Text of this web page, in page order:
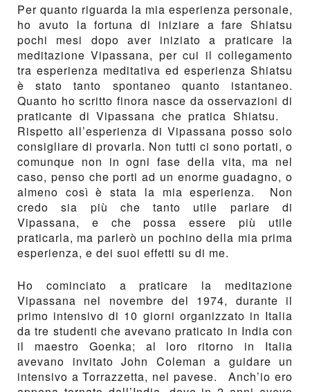
Per quanto riguarda la mia esperienza personale,
ho avuto la fortuna di iniziare a fare Shiatsu
pochi mesi dopo aver iniziato a praticare la
meditazione Vipassana, per cui il collegamento
tra esperienza meditativa ed esperienza Shiatsu
è stato tanto spontaneo quanto istantaneo.
Quanto ho scritto finora nasce da osservazioni di
praticante di Vipassana che pratica Shiatsu.
Rispetto all’esperienza di Vipassana posso solo
consigliare di provarla. Non tutti ci sono portati, o
comunque non in ogni fase della vita, ma nel
caso, penso che porti ad un enorme guadagno, o
almeno così è stata la mia esperienza. Non
credo sia più che tanto utile parlare di
Vipassana, e che possa essere più utile
praticarla, ma parlerò un pochino della mia prima
esperienza, e dei suoi effetti su di me.
Ho cominciato a praticare la meditazione
Vipassana nel novembre del 1974, durante il
primo intensivo di 10 giorni organizzato in Italia
da tre studenti che avevano praticato in India con
il maestro Goenka; al loro ritorno in Italia
avevano invitato John Coleman a guidare un
intensivo a Torrazzetta, nel pavese. Anch’io ero